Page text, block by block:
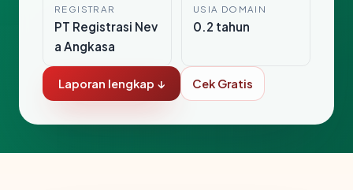
REGISTRAR
PT Registrasi Nev
a Angkasa
USIA DOMAIN
0.2 tahun
Laporan lengkap ↓ Cek Gratis